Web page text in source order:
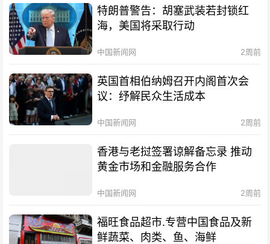
特朗普警告：胡塞武装若封锁红
海，美国将采取行动
中国新闻网 2周前
英国首相伯纳姆召开内阁首次会
议：纾解民众生活成本
中国新闻网 2周前
香港与老挝签署谅解备忘录 推动
黄金市场和金融服务合作
中国新闻网 2周前
福旺食品超市.专营中国食品及新
鲜蔬菜、肉类、鱼、海鲜